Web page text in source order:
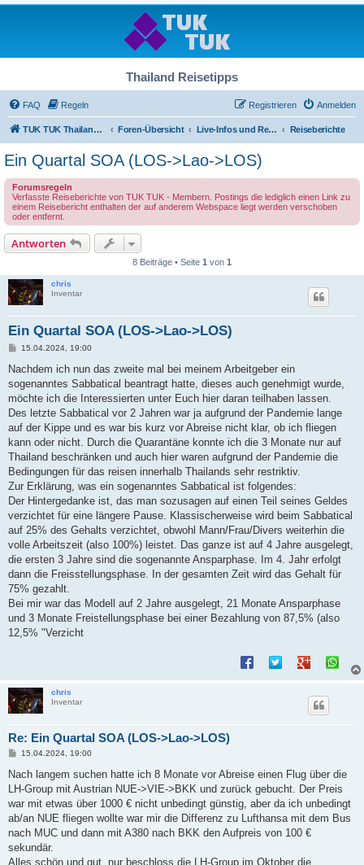
Thailand Reisetipps
FAQ Regeln Anmelden
Registrieren
TUK TUK Thailand Reisetipps Foren-Übersicht Live-Infos und Reiseberichte Reiseberichte
Ein Quartal SOA (LOS->Lao->LOS)
Forumsregeln
Verfasste Reiseberichte von TUK TUK - Membern. Postings die lediglich einen Link zu
einem Reisebericht enthalten der auf anderem Webspace liegt werden verschoben
oder entfernt.
Antworten
8 Beiträge • Seite 1 von 1
chris
Inventar
Ein Quartal SOA (LOS->Lao->LOS)
B
i
r
a
15.04.2024, 19:00
Nachdem ich nun das zweite mal bei meinem Arbeitgeber ein
sogenanntes Sabbatical beantragt hatte, dieses auch genehmigt wurde,
möchte ich die Interessierten unter Euch hier daran teilhaben lassen.
Des letzte Sabbatical vor 2 Jahren war ja aufgrund der Pandemie lange
auf der Kippe und es war bis kurz vor Abreise nicht klar, ob ich fliegen
kann oder nicht. Durch die Quarantäne konnte ich die 3 Monate nur auf
Thailand beschränken und auch hier waren aufgrund der Pandemie die
Bedingungen für das reisen innerhalb Thailands sehr restriktiv.
Zur Erklärung, was ein sogenanntes Sabbatical ist folgendes:
Der Hintergedanke ist, das man sozusagen auf einen Teil seines Geldes
verzichtet für eine längere Pause. Klassischerweise wird beim Sabbatical
auf 25% des Gehalts verzichtet, obwohl Mann/Frau/Divers weiterhin die
volle Arbeitszeit (also 100%) leistet. Das ganze ist auf 4 Jahre ausgelegt,
die ersten 3 Jahre sind die sogenannte Ansparphase. Im 4. Jahr erfolgt
dann die Freisstellungsphase. In der gesamten Zeit wird das Gehalt für
75% gezahlt.
Bei mir war das Modell auf 2 Jahre ausgelegt, 21 Monate Ansparphase
und 3 Monate Freistellungsphase bei einer Bezahlung von 87,5% (also
12,5% "Verzicht
chris
Inventar
Re: Ein Quartal SOA (LOS->Lao->LOS)
B
i
r
a
15.04.2024, 19:00
Nach langem suchen hatte ich 8 Monate vor Abreise einen Flug über die
LH-Group mit Austrian NUE->VIE->BKK und zurück gebucht. Der Preis
war mit etwas über 1000 € nicht unbedingt günstig, aber da ich unbedingt
ab/an NUE fliegen wollte war mir die Differenz zu Lufthansa mit dem Bus
nach MUC und dann mit A380 nach BKK den Aufpreis von 100 €
sekundär.
Alles schön und gut, nur beschloss die LH-Group im Oktober die